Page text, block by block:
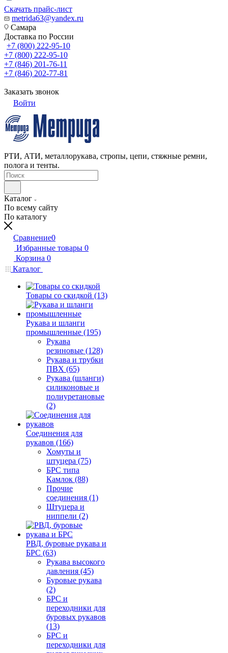
Скачать прайс-лист
metrida63@yandex.ru
Самара
Доставка по России
+7 (800) 222-95-10
+7 (800) 222-95-10
+7 (846) 201-76-11
+7 (846) 202-77-81
Заказать звонок
Войти
РТИ, АТИ, металлорукава, стропы, цепи, стяжные ремни,
полога и тенты.
Каталог
По всему сайту
По каталогу
Сравнение0
Избранные товары 0
Корзина 0
Каталог
Товары со скидкой (13)
Рукава и шланги
промышленные (195)
Рукава
резиновые (128)
Рукава и трубки
ПВХ (65)
Рукава (шланги)
силиконовые и
полиуретановые
(2)
Соединения для
рукавов (166)
Хомуты и
штуцера (75)
БРС типа
Камлок (88)
Прочие
соединения (1)
Штуцера и
ниппели (2)
РВД, буровые рукава и
БРС (63)
Рукава высокого
давления (45)
Буровые рукава
(2)
БРС и
переходники для
буровых рукавов
(13)
БРС и
переходники для